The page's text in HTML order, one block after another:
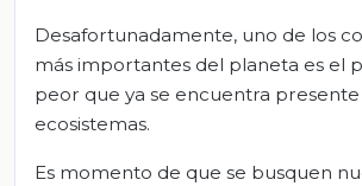
Desafortunadamente, uno de los
más importantes del planeta es el
peor que ya se encuentra
ecosistemas.
Es momento de que se busquen